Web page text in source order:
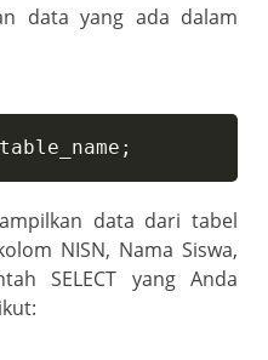
data yang ada dalam
;
data dari tabel
NISN, Nama Siswa,
SELECT yang Anda